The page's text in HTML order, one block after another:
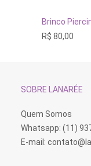
Brinco
R$ 80,00
SOBRE LANARÉE
Quem Somos
Whatsapp: (11)
E-mail: